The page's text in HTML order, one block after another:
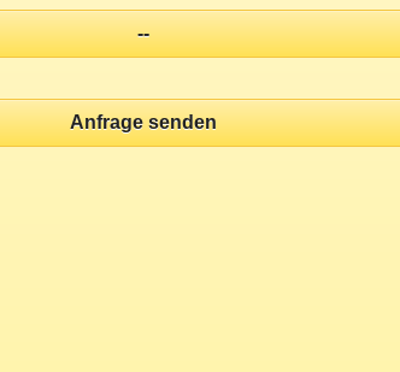
--
Anfrage senden